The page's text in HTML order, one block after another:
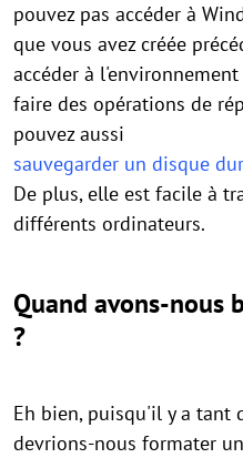
pouvez pas accéder à
que vous avez créée
accéder à
faire des opérations de
pouvez aussi
sauvegarder un disque
De plus, elle est facile à
différents ordinateurs.
Quand avons-nous
?
Eh bien, puisqu'il y a tant
devrions-nous formater